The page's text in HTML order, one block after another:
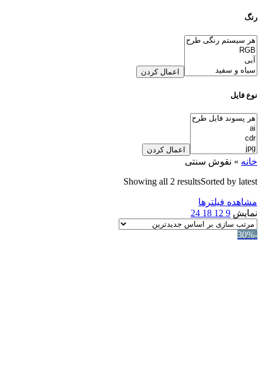
رنگ
اعمال کردن
نوع فایل
اعمال کردن
خانه » نقوش سنتی
Showing all 2 resultsSorted by latest
مشاهده فیلترها
نمایش 9
12
18
24
-30%